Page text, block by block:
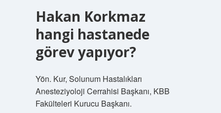
Hakan Korkmaz
hangi hastanede
görev yapıyor?
Yön. Kur, Solunum Hastalıkları
Anesteziyoloji Cerrahisi Başkanı, KBB
Fakülteleri Kurucu Başkanı.